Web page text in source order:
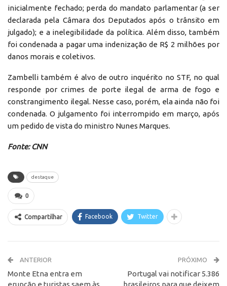
inicialmente fechado; perda do mandato parlamentar (a ser
declarada pela Câmara dos Deputados após o trânsito em
julgado); e a inelegibilidade da política. Além disso, também
foi condenada a pagar uma indenização de R$ 2 milhões por
danos morais e coletivos.
Zambelli também é alvo de outro inquérito no STF, no qual
responde por crimes de porte ilegal de arma de fogo e
constrangimento ilegal. Nesse caso, porém, ela ainda não foi
condenada. O julgamento foi interrompido em março, após
um pedido de vista do ministro Nunes Marques.
Fonte: CNN
destaque
0
Compartilhar Facebook Twitter
ANTERIOR
Monte Etna entra em
erupção e turistas saem às
PRÓXIMO
Portugal vai notificar 5.386
brasileiros para que deixem